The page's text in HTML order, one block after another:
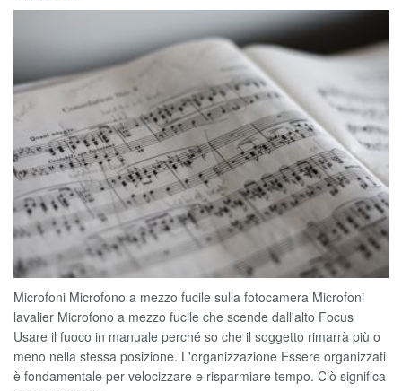
Microfoni Microfono a mezzo fucile sulla fotocamera Microfoni
lavalier Microfono a mezzo fucile che scende dall'alto Focus
Usare il fuoco in manuale perché so che il soggetto rimarrà più o
meno nella stessa posizione. L'organizzazione Essere organizzati
è fondamentale per velocizzare e risparmiare tempo. Ciò significa